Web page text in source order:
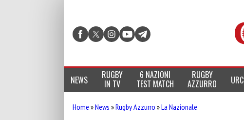
NEWS RUGBY
IN TV
6 NAZIONI
TEST MATCH
RUGBY
AZZURRO URC
Home »News »Rugby Azzurro »La Nazionale